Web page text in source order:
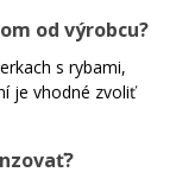
od výrobcu?
s rybami,
je vhodné zvoliť